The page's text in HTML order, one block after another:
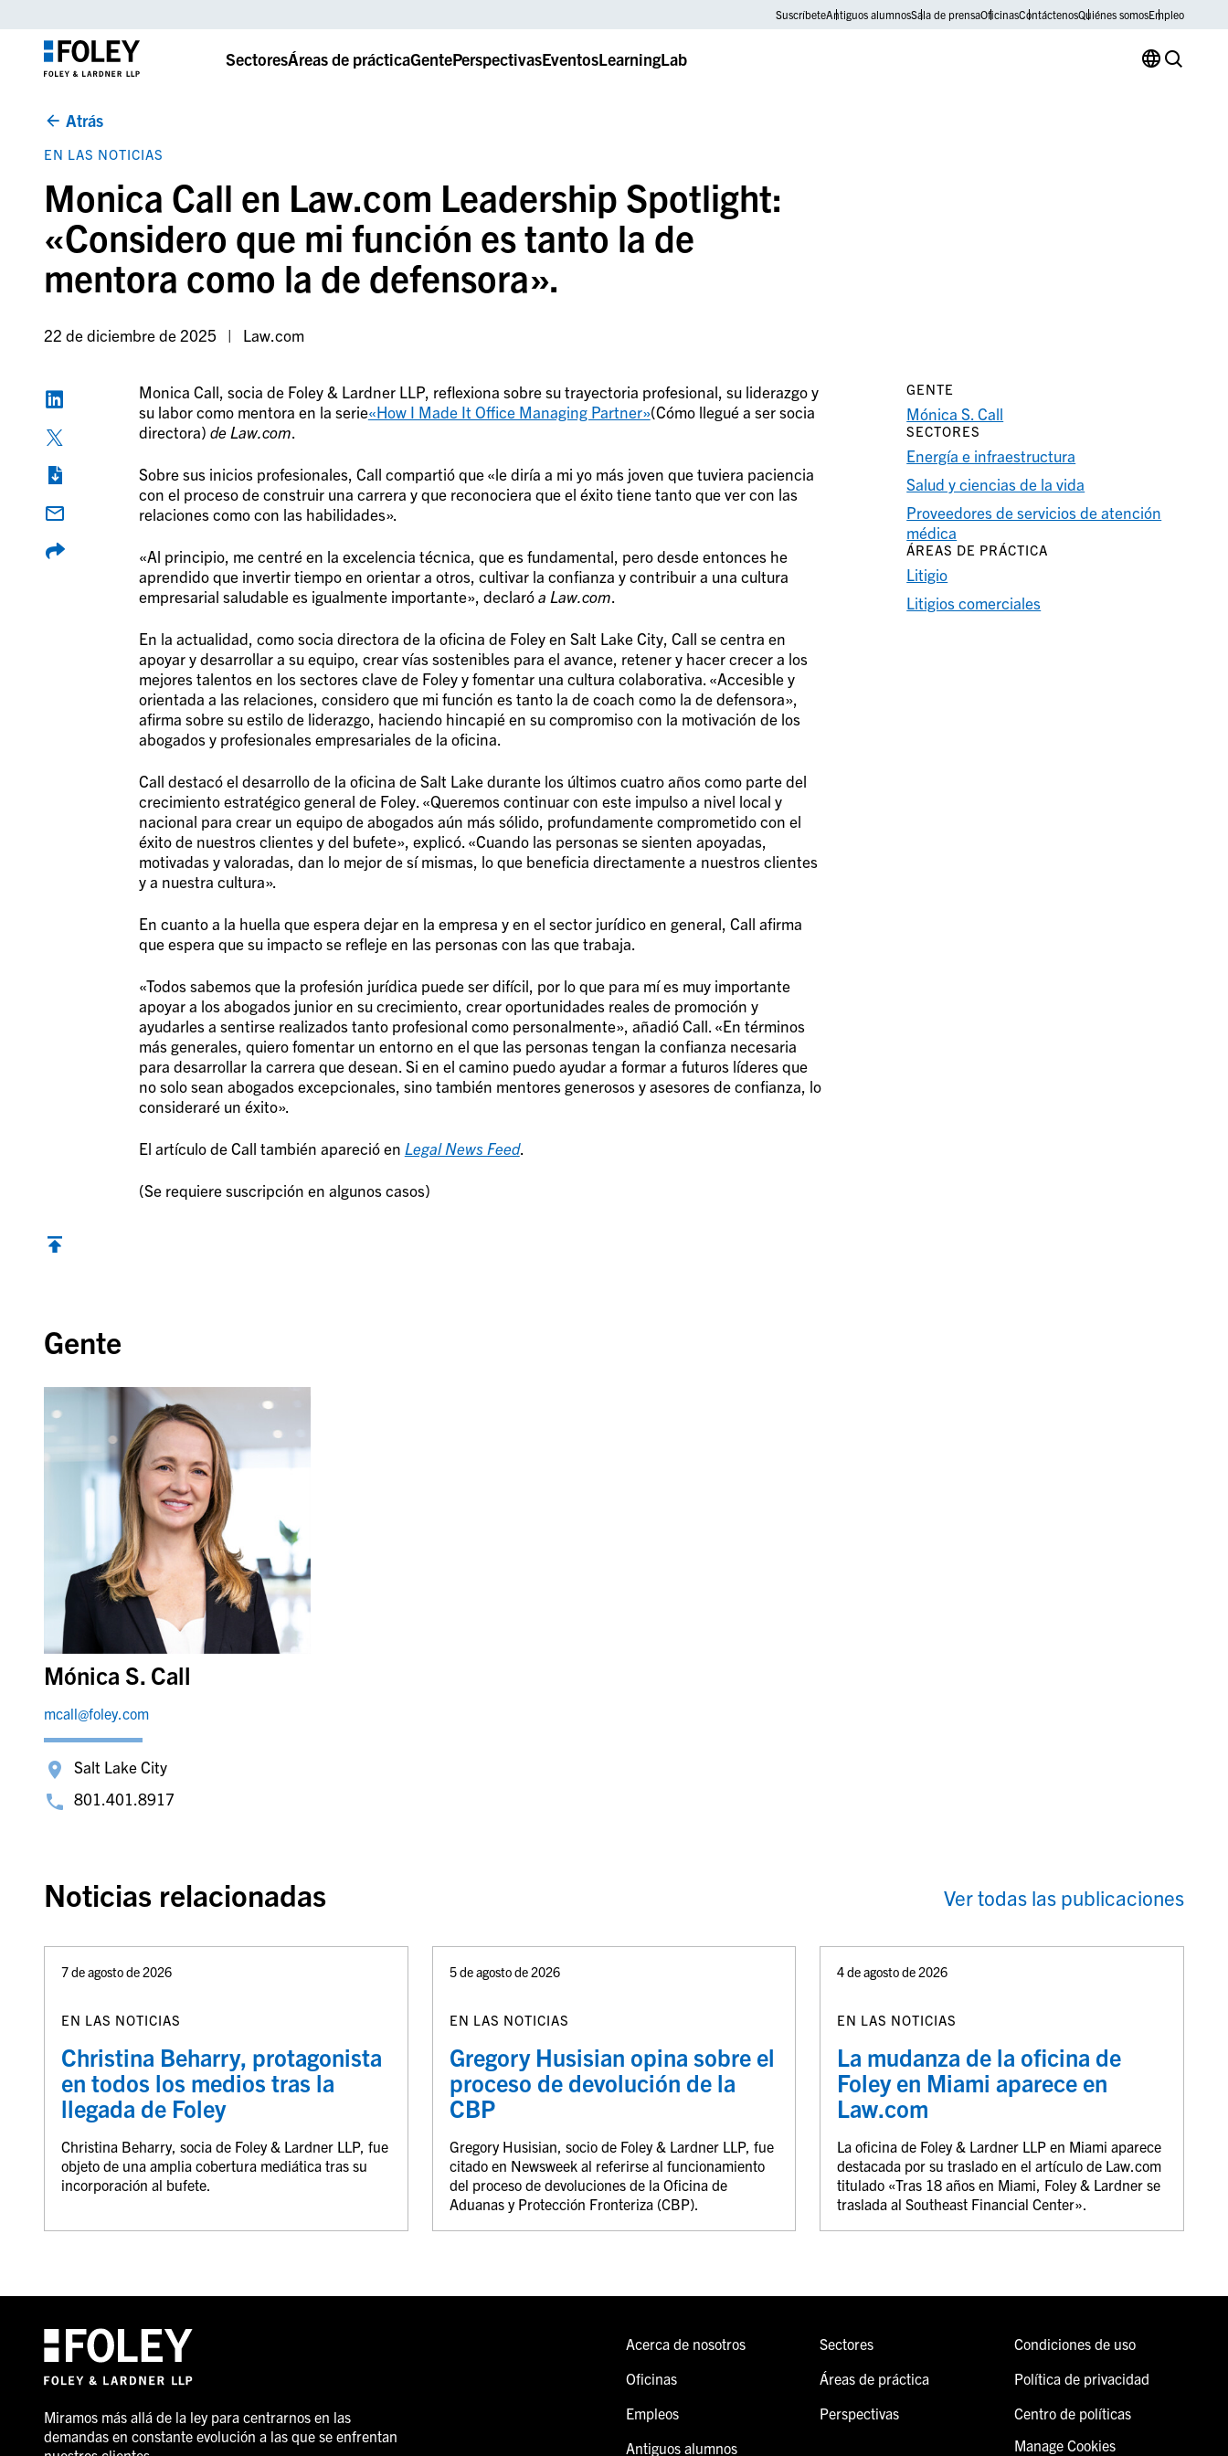
SuscríbeteAntiguos alumnosSala de prensaOficinasContáctenosQuiénes somosEmpleo
SectoresÁreas de prácticaGentePerspectivasEventosLearningLab
Atrás
EN LAS NOTICIAS
Monica Call en Law.com Leadership Spotlight:
«Considero que mi función es tanto la de
mentora como la de defensora».
22 de diciembre de 2025 Law.com
Monica Call, socia de Foley & Lardner LLP, reflexiona sobre su trayectoria profesional, su liderazgo y
su labor como mentora en la serie«How I Made It Office Managing Partner»(Cómo llegué a ser socia
directora) de Law.com.
Sobre sus inicios profesionales, Call compartió que «le diría a mi yo más joven que tuviera paciencia
con el proceso de construir una carrera y que reconociera que el éxito tiene tanto que ver con las
relaciones como con las habilidades».
«Al principio, me centré en la excelencia técnica, que es fundamental, pero desde entonces he
aprendido que invertir tiempo en orientar a otros, cultivar la confianza y contribuir a una cultura
empresarial saludable es igualmente importante», declaróa Law.com.
En la actualidad, como socia directora de la oficina de Foley en Salt Lake City, Call se centra en
apoyar y desarrollar a su equipo, crear vías sostenibles para el avance, retener y hacer crecer a los
mejores talentos en los sectores clave de Foley y fomentar una cultura colaborativa. «Accesible y
orientada a las relaciones, considero que mi función es tanto la de coach como la de defensora»,
afirma sobre su estilo de liderazgo, haciendo hincapié en su compromiso con la motivación de los
abogados y profesionales empresariales de la oficina.
Call destacó el desarrollo de la oficina de Salt Lake durante los últimos cuatro años como parte del
crecimiento estratégico general de Foley. «Queremos continuar con este impulso a nivel local y
nacional para crear un equipo de abogados aún más sólido, profundamente comprometido con el
éxito de nuestros clientes y del bufete», explicó. «Cuando las personas se sienten apoyadas,
motivadas y valoradas, dan lo mejor de sí mismas, lo que beneficia directamente a nuestros clientes
y a nuestra cultura».
En cuanto a la huella que espera dejar en la empresa y en el sector jurídico en general, Call afirma
que espera que su impacto se refleje en las personas con las que trabaja.
«Todos sabemos que la profesión jurídica puede ser difícil, por lo que para mí es muy importante
apoyar a los abogados junior en su crecimiento, crear oportunidades reales de promoción y
ayudarles a sentirse realizados tanto profesional como personalmente», añadió Call. «En términos
más generales, quiero fomentar un entorno en el que las personas tengan la confianza necesaria
para desarrollar la carrera que desean. Si en el camino puedo ayudar a formar a futuros líderes que
no solo sean abogados excepcionales, sino también mentores generosos y asesores de confianza, lo
consideraré un éxito».
El artículo de Call también apareció en Legal News Feed.
(Se requiere suscripción en algunos casos)
GENTE
Mónica S. Call
SECTORES
Energía e infraestructura
Salud y ciencias de la vida
Proveedores de servicios de atención
médica
ÁREAS DE PRÁCTICA
Litigio
Litigios comerciales
Gente
Mónica S. Call
mcall@foley.com
Salt Lake City
801.401.8917
Noticias relacionadas Ver todas las publicaciones
7 de agosto de 2026
EN LAS NOTICIAS
Christina Beharry, protagonista
en todos los medios tras la
llegada de Foley
Christina Beharry, socia de Foley & Lardner LLP, fue
objeto de una amplia cobertura mediática tras su
incorporación al bufete.
5 de agosto de 2026
EN LAS NOTICIAS
Gregory Husisian opina sobre el
proceso de devolución de la
CBP
Gregory Husisian, socio de Foley & Lardner LLP, fue
citado en Newsweek al referirse al funcionamiento
del proceso de devoluciones de la Oficina de
Aduanas y Protección Fronteriza (CBP).
4 de agosto de 2026
EN LAS NOTICIAS
La mudanza de la oficina de
Foley en Miami aparece en
Law.com
La oficina de Foley & Lardner LLP en Miami aparece
destacada por su traslado en el artículo de Law.com
titulado «Tras 18 años en Miami, Foley & Lardner se
traslada al Southeast Financial Center».
Miramos más allá de la ley para centrarnos en las
demandas en constante evolución a las que se enfrentan
Acerca de nosotros
Oficinas
Empleos
Antiguos alumnos
Sectores
Áreas de práctica
Perspectivas
Condiciones de uso
Política de privacidad
Centro de políticas
Manage Cookies